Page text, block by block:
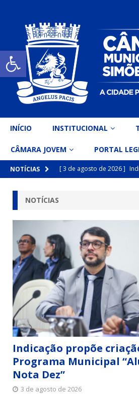
Open toolbar
INÍCIO INSTITUCIONAL
CÂMARA JOVEM PORTAL
NOTÍCIAS [ 3 de agosto de 2026 ]
[ 15 de julho de 2026 ]
Simões Filho I
DESTAQUE
[ 15 de julho de 2026 ]
DESTAQUE
[ 3 de agosto de 2026 ]
NOTÍCIAS
Indicação propõe
Programa Municipal
Nota Dez”
3 de agosto de 2026